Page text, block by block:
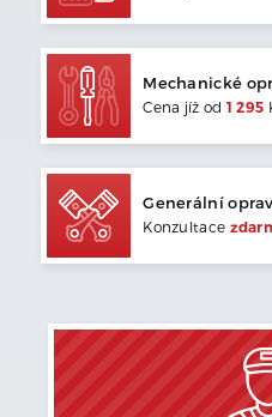
Mechanické
Cena jíž od 1 295
Generální
Konzultace